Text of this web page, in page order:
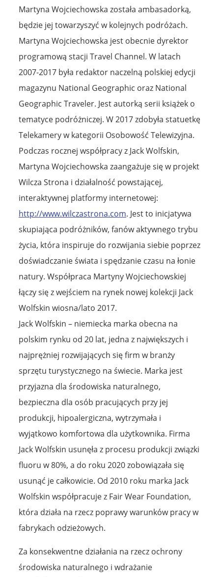
Martyna Wojciechowska została ambasadorką,
będzie jej towarzyszyć w kolejnych podróżach.
Martyna Wojciechowska jest obecnie dyrektor
programową stacji Travel Channel. W latach
2007-2017 była redaktor naczelną polskiej edycji
magazynu National Geographic oraz National
Geographic Traveler. Jest autorką serii książek o
tematyce podróżniczej. W 2017 zdobyła statuetkę
Telekamery w kategorii Osobowość Telewizyjna.
Podczas rocznej współpracy z Jack Wolfskin,
Martyna Wojciechowska zaangażuje się w projekt
Wilcza Strona i działalność powstającej,
interaktywnej platformy internetowej:
http://www.wilczastrona.com. Jest to inicjatywa
skupiająca podróżników, fanów aktywnego trybu
życia, która inspiruje do rozwijania siebie poprzez
doświadczanie świata i spędzanie czasu na łonie
natury. Współpraca Martyny Wojciechowskiej
łączy się z wejściem na rynek nowej kolekcji Jack
Wolfskin wiosna/lato 2017.
Jack Wolfskin – niemiecka marka obecna na
polskim rynku od 20 lat, jedna z największych i
najprężniej rozwijających się firm w branży
sprzętu turystycznego na świecie. Marka jest
przyjazna dla środowiska naturalnego,
bezpieczna dla osób pracujących przy jej
produkcji, hipoalergiczna, wytrzymała i
wyjątkowo komfortowa dla użytkownika. Firma
Jack Wolfskin usunęła z procesu produkcji związki
fluoru w 80%, a do roku 2020 zobowiązała się
usunąć je całkowicie. Od 2010 roku marka Jack
Wolfskin współpracuje z Fair Wear Foundation,
która działa na rzecz poprawy warunków pracy w
fabrykach odzieżowych.
Za konsekwentne działania na rzecz ochrony
środowiska naturalnego i wdrażanie